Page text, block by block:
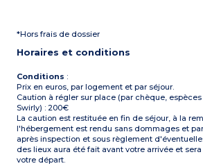
WC séparés
salon de jardin
*Hors frais de dossier
Horaires et conditions
Conditions :
Prix en euros, par logement et par séjour.
Caution à régler sur place (par chèque,
Swirly) : 200€
La caution est restituée en fin de séjour, à la
l'hébergement est rendu sans dommages et
après inspection et sous règlement
des lieux aura été fait avant votre arrivée et
votre départ.